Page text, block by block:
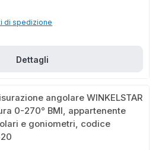
di spedizione
Dettagli